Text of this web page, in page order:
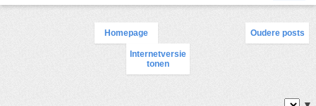
Oudere posts
Homepage
Internetversie
tonen